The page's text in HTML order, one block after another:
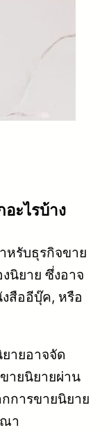
ะไรบ้าง
หรับธุรกิจขาย
นิยาย ซึ่งอาจ
สืออีบุ๊ค, หรือ
ายอาจจัด
ายนิยายผ่าน
การขายนิยาย
า